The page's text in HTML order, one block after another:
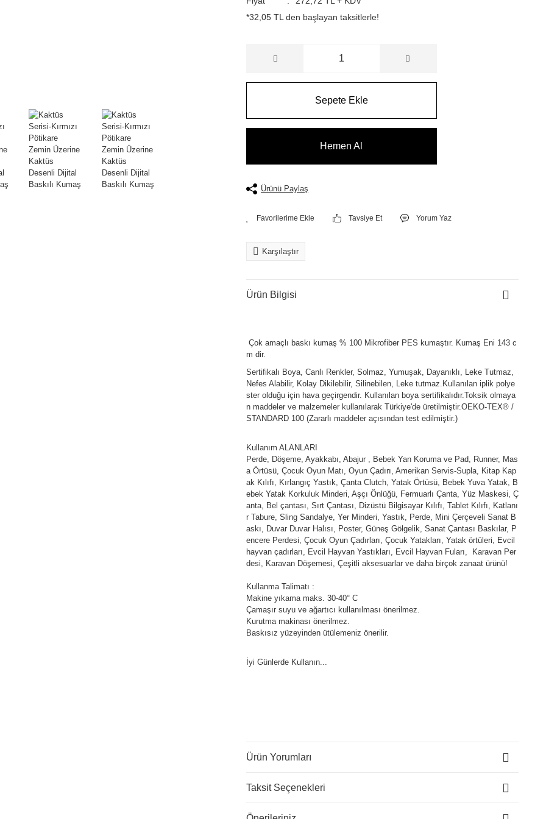
*32,05 TL den başlayan taksitlerle!
Sepete Ekle
Hemen Al
Ürünü Paylaş
Tavsiye Et Yorum Yaz
Karşılaştır
Ürün Bilgisi
Çok amaçlı baskı kumaş % 100 Mikrofiber PES kumaştır. Kumaş Eni 143 c
m dir.
Sertifikalı Boya, Canlı Renkler, Solmaz, Yumuşak, Dayanıklı, Leke Tutmaz,
Nefes Alabilir, Kolay Dikilebilir, Silinebilen, Leke tutmaz.Kullanılan iplik polye
ster olduğu için hava geçirgendir. Kullanılan boya sertifikalıdır.Toksik olmaya
n maddeler ve malzemeler kullanılarak Türkiye'de üretilmiştir.OEKO-TEX® /
STANDARD 100 (Zararlı maddeler açısından test edilmiştir.)
Kullanım ALANLARI
Perde, Döşeme, Ayakkabı, Abajur , Bebek Yan Koruma ve Pad, Runner, Mas
a Örtüsü, Çocuk Oyun Matı, Oyun Çadırı, Amerikan Servis-Supla, Kitap Kap
ak Kılıfı, Kırlangıç Yastık, Çanta Clutch, Yatak Örtüsü, Bebek Yuva Yatak, B
ebek Yatak Korkuluk Minderi, Aşçı Önlüğü, Fermuarlı Çanta, Yüz Maskesi, Ç
anta, Bel çantası, Sırt Çantası, Dizüstü Bilgisayar Kılıfı, Tablet Kılıfı, Katlanı
r Tabure, Sling Sandalye, Yer Minderi, Yastık, Perde, Mini Çerçeveli Sanat B
askı, Duvar Duvar Halısı, Poster, Güneş Gölgelik, Sanat Çantası Baskılar, P
encere Perdesi, Çocuk Oyun Çadırları, Çocuk Yatakları, Yatak örtüleri, Evcil
hayvan çadırları, Evcil Hayvan Yastıkları, Evcil Hayvan Fuları, Karavan Per
desi, Karavan Döşemesi, Çeşitli aksesuarlar ve daha birçok zanaat ürünü!
Kullanma Talimatı :
Makine yıkama maks. 30-40° C
Çamaşır suyu ve ağartıcı kullanılması önerilmez.
Kurutma makinası önerilmez.
Baskısız yüzeyinden ütülemeniz önerilir.
İyi Günlerde Kullanın...
Ürün Yorumları
Taksit Seçenekleri